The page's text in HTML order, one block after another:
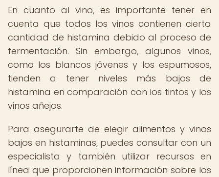
En cuanto al vino, es importante tener en
cuenta que todos los vinos contienen cierta
cantidad de histamina debido al proceso de
fermentación. Sin embargo, algunos vinos,
como los blancos jóvenes y los espumosos,
tienden a tener niveles más bajos de
histamina en comparación con los tintos y los
vinos añejos.
Para asegurarte de elegir alimentos y vinos
bajos en histaminas, puedes consultar con un
especialista y también utilizar recursos en
línea que proporcionen información sobre los